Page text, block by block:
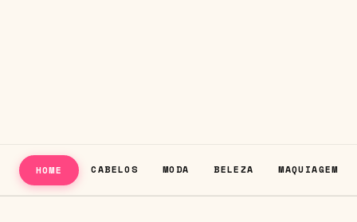
HOME CABELOS MODA BELEZA MAQUIAGEM